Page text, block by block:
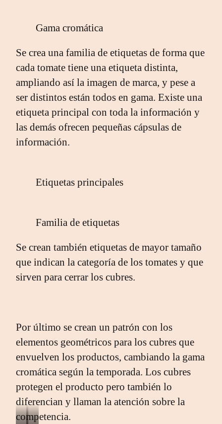
Gama cromática
Se crea una familia de etiquetas de forma que
cada tomate tiene una etiqueta distinta,
ampliando así la imagen de marca, y pese a
ser distintos están todos en gama. Existe una
etiqueta principal con toda la información y
las demás ofrecen pequeñas cápsulas de
información.
Etiquetas principales
Familia de etiquetas
Se crean también etiquetas de mayor tamaño
que indican la categoría de los tomates y que
sirven para cerrar los cubres.
Por último se crean un patrón con los
elementos geométricos para los cubres que
envuelven los productos, cambiando la gama
cromática según la temporada. Los cubres
protegen el producto pero también lo
diferencian y llaman la atención sobre la
competencia.